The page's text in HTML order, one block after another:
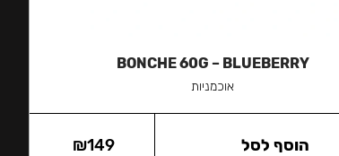
BONCHE 60G – BLUEBERRY
אוכמניות
₪149 הוסף לסל